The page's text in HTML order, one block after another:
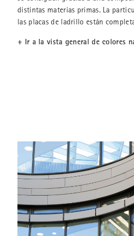
distintas materias primas. La
las placas de ladrillo están
+ Ir a la vista general de colores